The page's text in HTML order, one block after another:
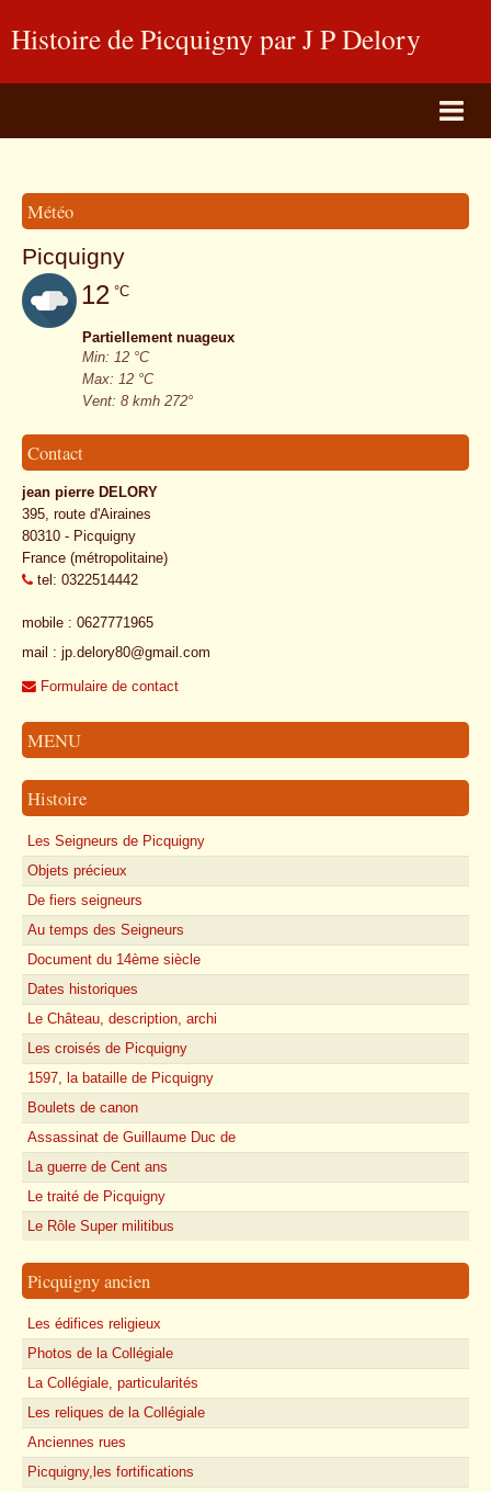
Histoire de Picquigny par J P Delory
Album Photos
Contact
Météo
Picquigny
12 °C
Partiellement nuageux
Min: 12 °C
Max: 12 °C
Vent: 8 kmh 272°
Contact
jean pierre DELORY
395, route d'Airaines
80310 - Picquigny
France (métropolitaine)
tel: 0322514442
mobile : 0627771965
mail : jp.delory80@gmail.com
Formulaire de contact
MENU
Histoire
Les Seigneurs de Picquigny
Objets précieux
De fiers seigneurs
Au temps des Seigneurs
Document du 14ème siècle
Dates historiques
Le Château, description, archi
Les croisés de Picquigny
1597, la bataille de Picquigny
Boulets de canon
Assassinat de Guillaume Duc de
La guerre de Cent ans
Le traité de Picquigny
Le Rôle Super militibus
Picquigny ancien
Les édifices religieux
Photos de la Collégiale
La Collégiale, particularités
Les reliques de la Collégiale
Anciennes rues
Picquigny,les fortifications